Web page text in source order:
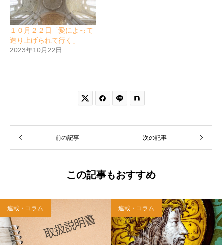
１０月２２日「愛によって
造り上げられて行く」
2023年10月22日
 
前の記事 次の記事
この記事もおすすめ
連載・コラム 連載・コラム